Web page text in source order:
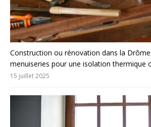
Construction ou rénovation dans la
menuiseries pour une isolation thermique
15 juillet 2025